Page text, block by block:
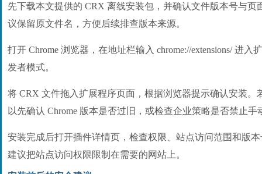
先下载本文提供的 CRX 离线安装包，并确认文件版本号与页
议保留原文件名，方便后续排查版本来源。
打开 Chrome 浏览器，在地址栏输入 chrome://extensions/ 进
发者模式。
将 CRX 文件拖入扩展程序页面，根据浏览器提示确认安装。
以先确认 Chrome 版本是否过旧，或检查企业策略是否禁止手
安装完成后打开插件详情页，检查权限、站点访问范围和版
建议把站点访问权限限制在需要的网站上。